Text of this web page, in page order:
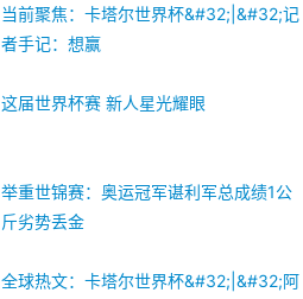
当前聚焦：卡塔尔世界杯&#32;|&#32;记
者手记：想赢
这届世界杯赛 新人星光耀眼
举重世锦赛：奥运冠军谌利军总成绩1公
斤劣势丢金
全球热文：卡塔尔世界杯&#32;|&#32;阿